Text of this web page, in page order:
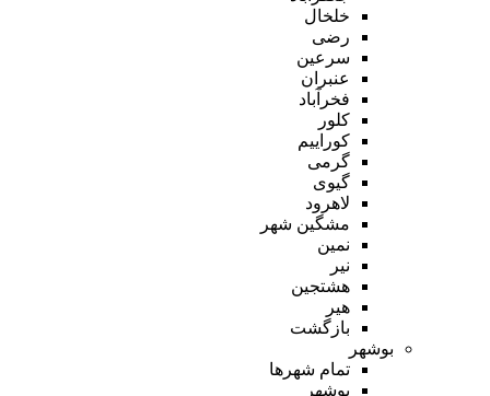
خلخال
رضی
سرعین
عنبران
فخرآباد
کلور
کوراییم
گرمی
گیوی
لاهرود
مشگین شهر
نمین
نیر
هشتجین
هیر
بازگشت
بوشهر
تمام شهر‌ها
بوشهر